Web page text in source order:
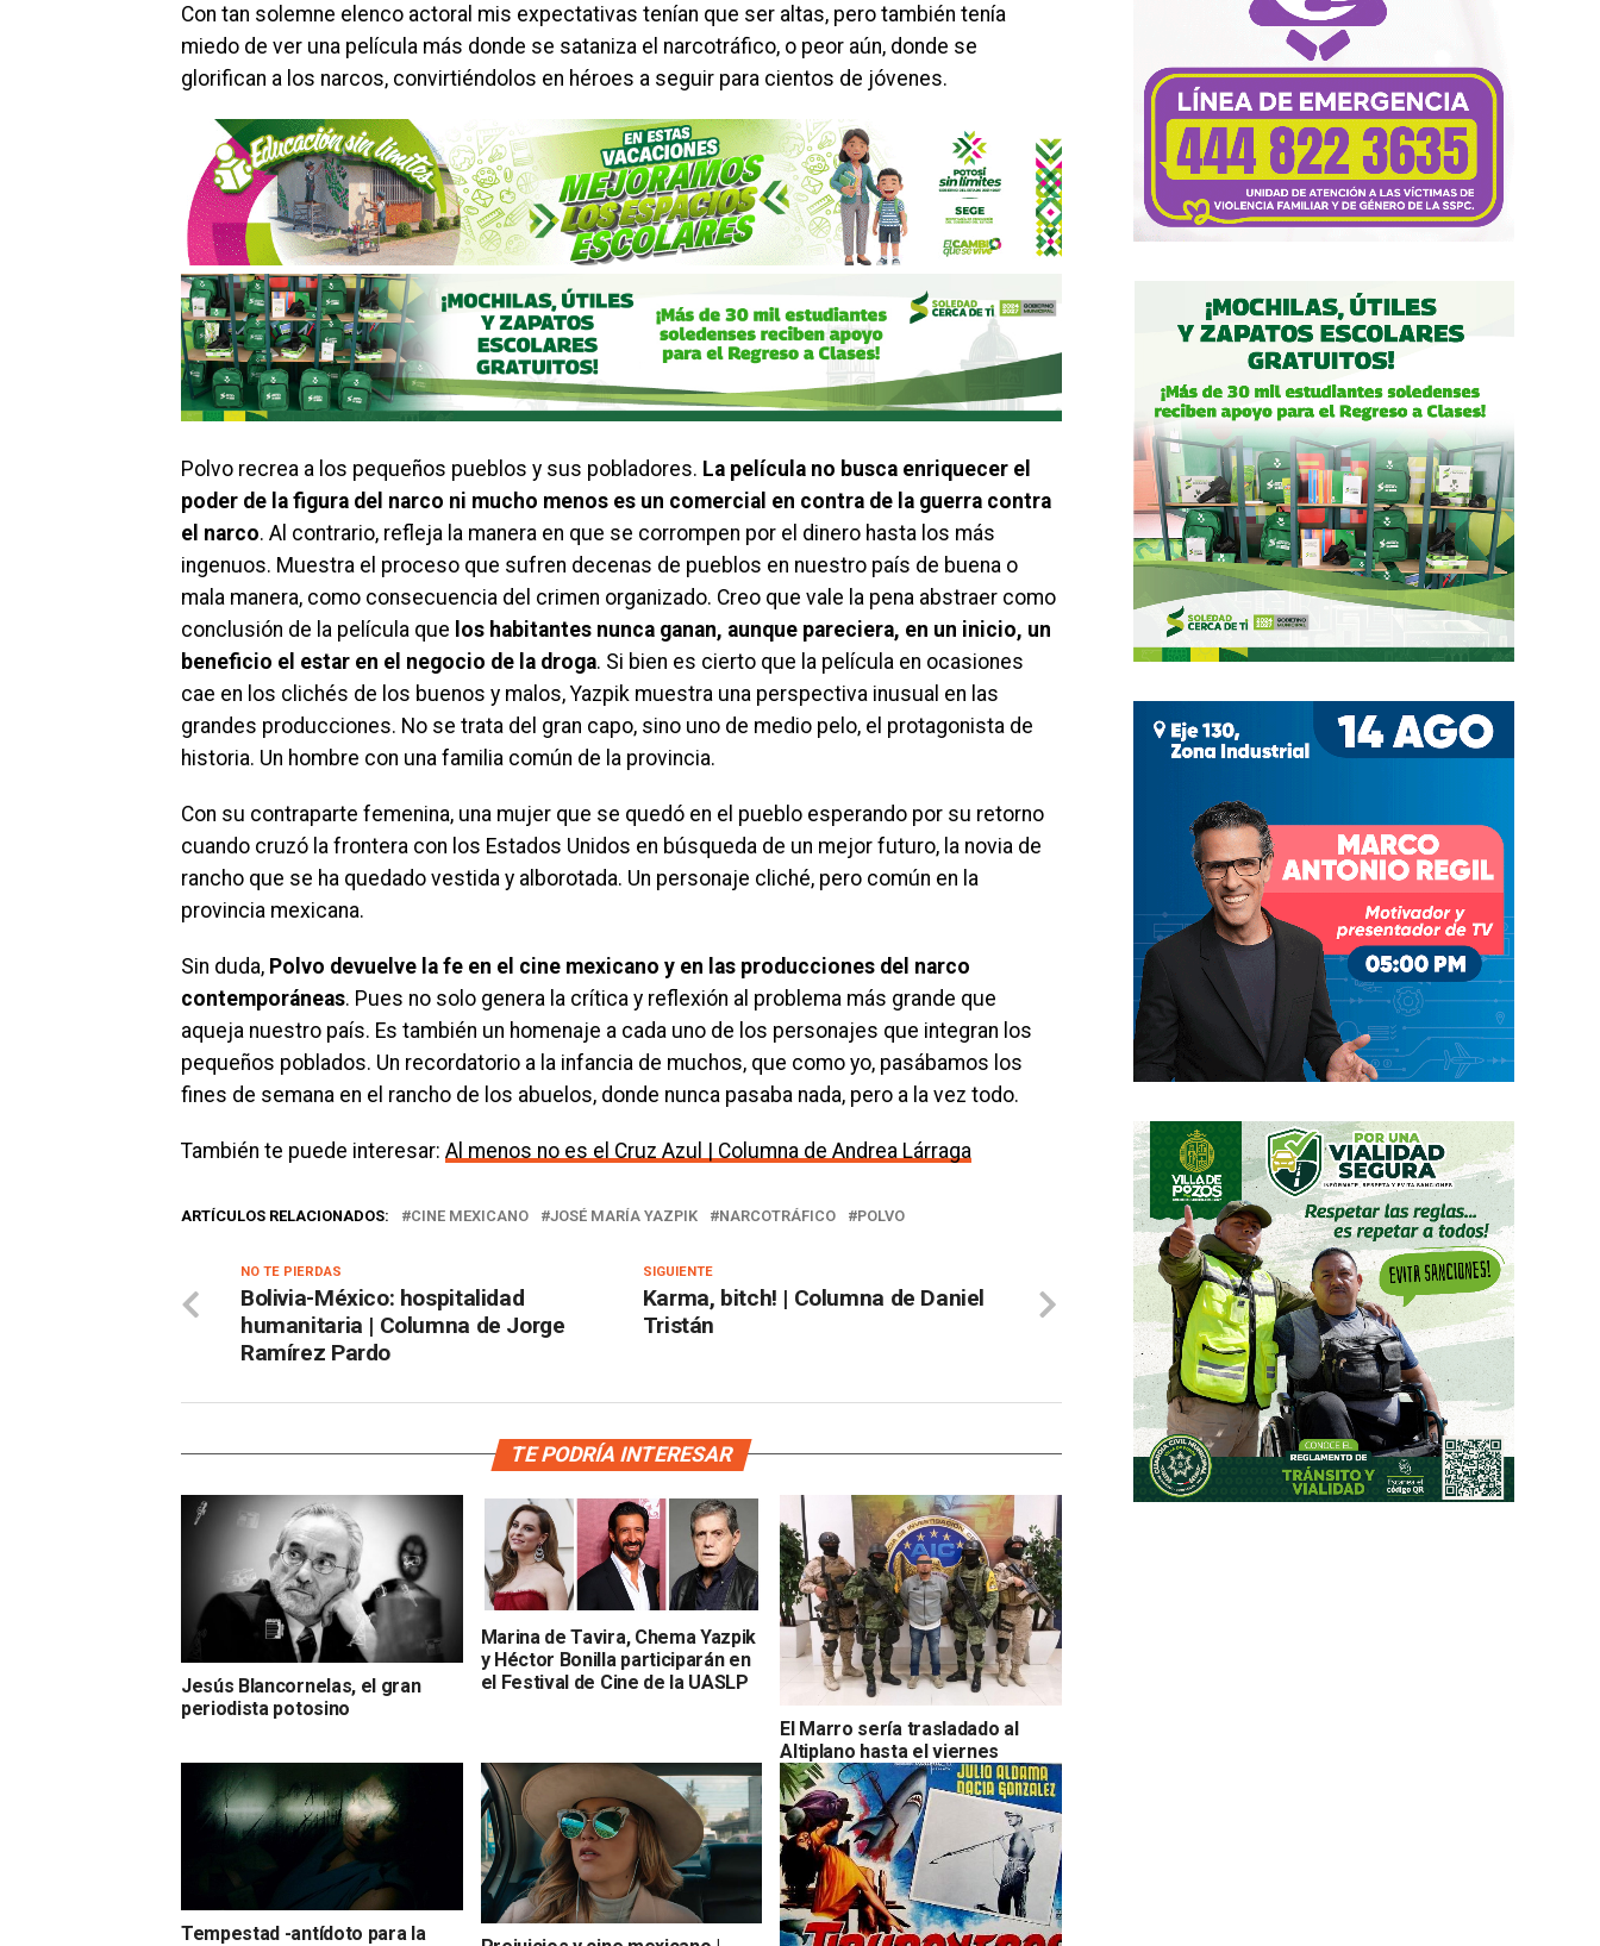
Con tan solemne elenco actoral mis expectativas tenían que ser altas, pero también tenía
miedo de ver una película más donde se sataniza el narcotráfico, o peor aún, donde se
glorifican a los narcos, convirtiéndolos en héroes a seguir para cientos de jóvenes.
Polvo recrea a los pequeños pueblos y sus pobladores. La película no busca enriquecer el
poder de la figura del narco ni mucho menos es un comercial en contra de la guerra contra
el narco. Al contrario, refleja la manera en que se corrompen por el dinero hasta los más
ingenuos. Muestra el proceso que sufren decenas de pueblos en nuestro país de buena o
mala manera, como consecuencia del crimen organizado. Creo que vale la pena abstraer como
conclusión de la película que los habitantes nunca ganan, aunque pareciera, en un inicio, un
beneficio el estar en el negocio de la droga. Si bien es cierto que la película en ocasiones
cae en los clichés de los buenos y malos, Yazpik muestra una perspectiva inusual en las
grandes producciones. No se trata del gran capo, sino uno de medio pelo, el protagonista de
historia. Un hombre con una familia común de la provincia.
Con su contraparte femenina, una mujer que se quedó en el pueblo esperando por su retorno
cuando cruzó la frontera con los Estados Unidos en búsqueda de un mejor futuro, la novia de
rancho que se ha quedado vestida y alborotada. Un personaje cliché, pero común en la
provincia mexicana.
Sin duda, Polvo devuelve la fe en el cine mexicano y en las producciones del narco
contemporáneas. Pues no solo genera la crítica y reflexión al problema más grande que
aqueja nuestro país. Es también un homenaje a cada uno de los personajes que integran los
pequeños poblados. Un recordatorio a la infancia de muchos, que como yo, pasábamos los
fines de semana en el rancho de los abuelos, donde nunca pasaba nada, pero a la vez todo.
También te puede interesar: Al menos no es el Cruz Azul | Columna de Andrea Lárraga
ARTÍCULOS RELACIONADOS: CINE MEXICANO JOSÉ MARÍA YAZPIK NARCOTRÁFICO POLVO
SIGUIENTE
Karma, bitch! | Columna de Daniel
Tristán
NO TE PIERDAS
Bolivia-México: hospitalidad
humanitaria | Columna de Jorge
Ramírez Pardo
TE PODRÍA INTERESAR
Jesús Blancornelas, el gran
periodista potosino
Marina de Tavira, Chema Yazpik
y Héctor Bonilla participarán en
el Festival de Cine de la UASLP
El Marro sería trasladado al
Altiplano hasta el viernes
Tempestad -antídoto para la